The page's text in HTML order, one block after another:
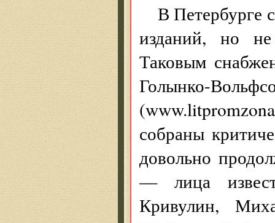
В Петербурге
изданий, но
Таковым
Голынко-
собраны
довольно
— лица
Кривулин,